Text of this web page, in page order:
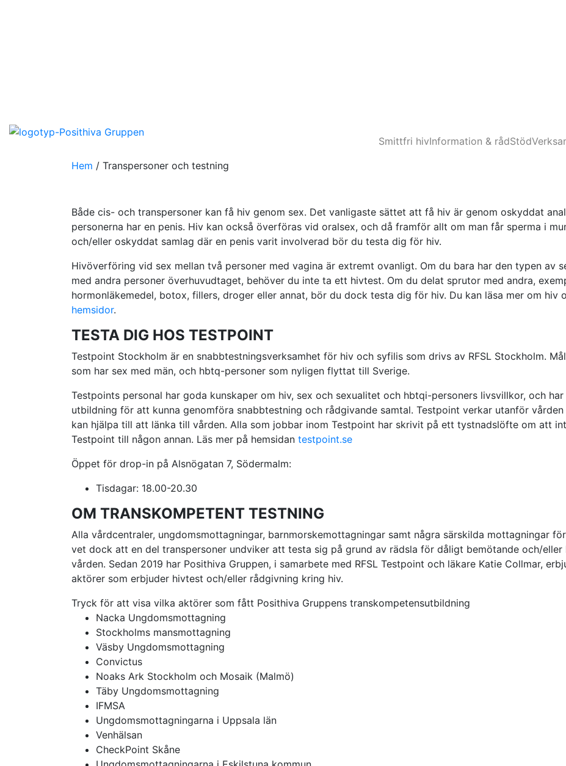
Smittfri hivInformation & rådStöd
Hem / Transpersoner och testning
Både cis- och transpersoner kan få hiv genom sex. Det vanligaste sättet att få hiv är genom oskyddat
personerna har en penis. Hiv kan också överföras vid oralsex, och då framför allt om man får sperma i
och/eller oskyddat samlag där en penis varit involverad bör du testa dig för hiv.
Hivöverföring vid sex mellan två personer med vagina är extremt ovanligt. Om du bara har den typen av
med andra personer överhuvudtaget, behöver du inte ta ett hivtest. Om du delat sprutor med andra,
hormonläkemedel, botox, fillers, droger eller annat, bör du dock testa dig för hiv. Du kan läsa mer om hiv
hemsidor.
TESTA DIG HOS TESTPOINT
Testpoint Stockholm är en snabbtestningsverksamhet för hiv och syfilis som drivs av RFSL Stockholm.
som har sex med män, och hbtq-personer som nyligen flyttat till Sverige.
Testpoints personal har goda kunskaper om hiv, sex och sexualitet och hbtqi-personers livsvillkor, och
utbildning för att kunna genomföra snabbtestning och rådgivande samtal. Testpoint verkar utanför
kan hjälpa till att länka till vården. Alla som jobbar inom Testpoint har skrivit på ett tystnadslöfte om att
Testpoint till någon annan. Läs mer på hemsidan testpoint.se
Öppet för drop-in på Alsnögatan 7, Södermalm:
Tisdagar: 18.00-20.30
OM TRANSKOMPETENT TESTNING
Alla vårdcentraler, ungdomsmottagningar, barnmorskemottagningar samt några särskilda mottagningar
vet dock att en del transpersoner undviker att testa sig på grund av rädsla för dåligt bemötande och/eller
vården. Sedan 2019 har Posithiva Gruppen, i samarbete med RFSL Testpoint och läkare Katie Collmar,
aktörer som erbjuder hivtest och/eller rådgivning kring hiv.
Tryck för att visa vilka aktörer som fått Posithiva Gruppens transkompetensutbildning
Nacka Ungdomsmottagning
Stockholms mansmottagning
Väsby Ungdomsmottagning
Convictus
Noaks Ark Stockholm och Mosaik (Malmö)
Täby Ungdomsmottagning
IFMSA
Ungdomsmottagningarna i Uppsala län
Venhälsan
CheckPoint Skåne